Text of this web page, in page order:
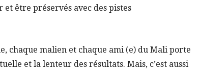
être préservés avec des pistes
chaque malien et chaque ami (e) du Mali porte
et la lenteur des résultats. Mais, c’est aussi